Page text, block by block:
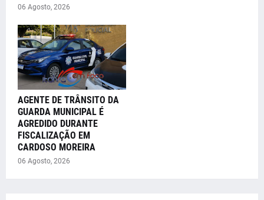
06 Agosto, 2026
AGENTE DE TRÂNSITO DA
GUARDA MUNICIPAL É
AGREDIDO DURANTE
FISCALIZAÇÃO EM
CARDOSO MOREIRA
06 Agosto, 2026